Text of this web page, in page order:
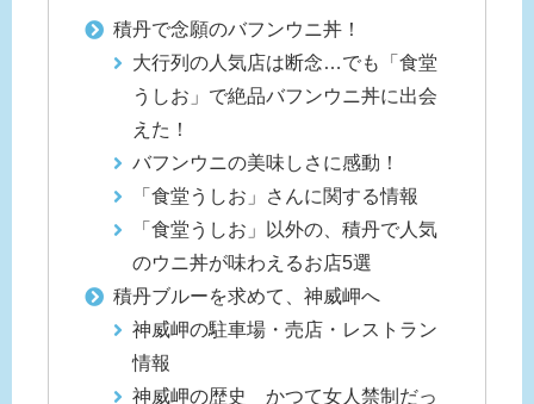
積丹で念願のバフンウニ丼！
大行列の人気店は断念…でも「食堂
うしお」で絶品バフンウニ丼に出会
えた！
バフンウニの美味しさに感動！
「食堂うしお」さんに関する情報
「食堂うしお」以外の、積丹で人気
のウニ丼が味わえるお店5選
積丹ブルーを求めて、神威岬へ
神威岬の駐車場・売店・レストラン
情報
神威岬の歴史 かつて女人禁制だっ